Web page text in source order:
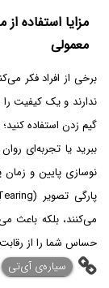
مزایا استفاده
معمولی
برخی از افراد فکر
ندارند و یک کیفیت را
گیم زدن استفاده
ببرید یا تجربه‌ای
می‌کنند، بلکه باعث
حساس شما را از
‌سیاره‌ی آی‌تی